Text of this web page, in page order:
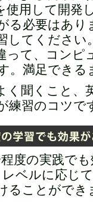
使用して開発
る必要はあ
してください。
って、コン
。満足できる
く聞くこと、
練習のコツで
程度の実践で
レベルに応じ
ることができ